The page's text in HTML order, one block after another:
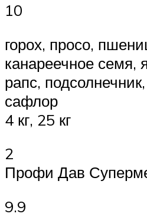
10
горох, просо,
канареечное семя,
рапс,
сафлор
4 кг, 25 кг
2
Профи Дав
9.9